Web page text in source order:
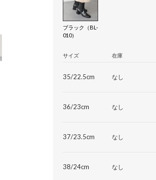
ブラック（BL-
010）
サイズ 在庫
35/22.5cm なし
36/23cm なし
37/23.5cm なし
38/24cm なし